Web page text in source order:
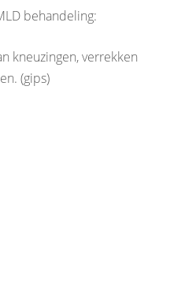
behandeling:
kneuzingen, verrekken
(gips)